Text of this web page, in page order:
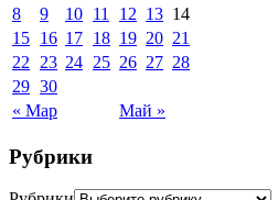
« Мар Май »
8
9 10 11 12 13 14
15 16 17 18 19 20 21
22
23 24 25 26 27 28
29 30
Рубрики